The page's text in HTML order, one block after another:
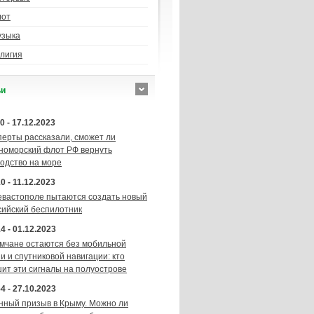
- 17.12.2023
рассказали, сможет ли
флот РФ вернуть
на море
- 11.12.2023
пытаются создать новый
беспилотник
- 01.12.2023
остаются без мобильной
и спутниковой навигации: кто
эти сигналы на полуострове
- 27.10.2023
призыв в Крыму. Можно ли